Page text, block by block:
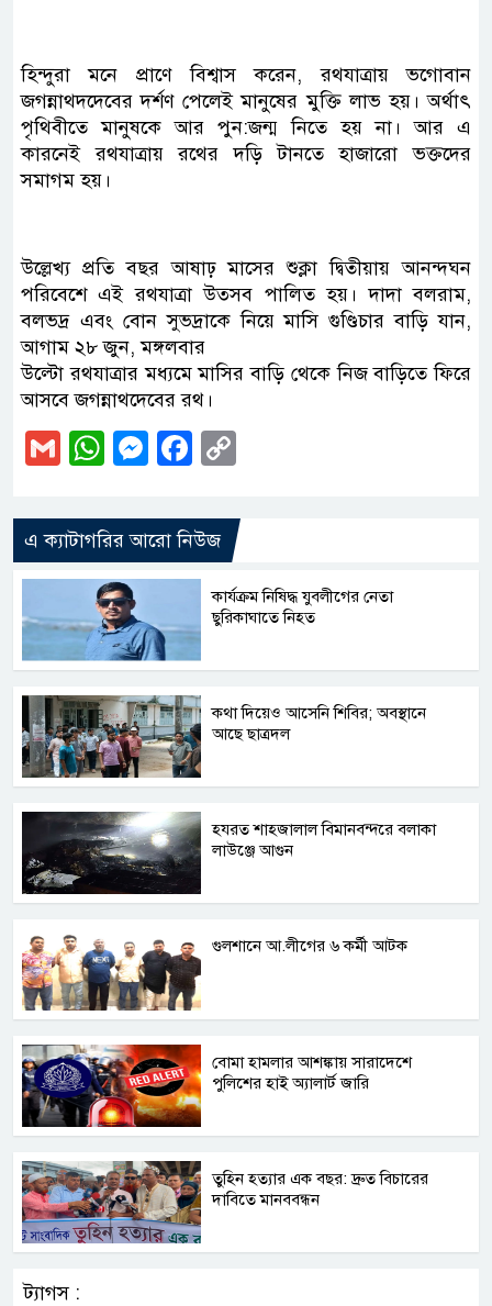
হিন্দুরা মনে প্রাণে বিশ্বাস করেন, রথযাত্রায় ভগোবান
জগন্নাথদদেবের দর্শণ পেলেই মানুষের মুক্তি লাভ হয়। অর্থাৎ
পৃথিবীতে মানুষকে আর পুন:জন্ম নিতে হয় না। আর এ
কারনেই রথযাত্রায় রথের দড়ি টানতে হাজারো ভক্তদের
সমাগম হয়।
উল্লেখ্য প্রতি বছর আষাঢ় মাসের শুক্লা দ্বিতীয়ায় আনন্দঘন
পরিবেশে এই রথযাত্রা উত্‍সব পালিত হয়। দাদা বলরাম,
বলভদ্র এবং বোন সুভদ্রাকে নিয়ে মাসি গুণ্ডিচার বাড়ি যান,
আগাম ২৮ জুন, মঙ্গলবার
উল্টো রথযাত্রার মধ্যমে মাসির বাড়ি থেকে নিজ বাড়িতে ফিরে
আসবে জগন্নাথদেবের রথ।
GmailWhatsApp
Messenger
Facebook
এ ক্যাটাগরির আরো নিউজ
কার্যক্রম নিষিদ্ধ যুবলীগের নেতা
ছুরিকাঘাতে নিহত
কথা দিয়েও আসেনি শিবির; অবস্থানে
আছে ছাত্রদল
হযরত শাহজালাল বিমানবন্দরে বলাকা
লাউঞ্জে আগুন
গুলশানে আ.লীগের ৬ কর্মী আটক
বোমা হামলার আশঙ্কায় সারাদেশে
পুলিশের হাই অ্যালার্ট জারি
তুহিন হত্যার এক বছর: দ্রুত বিচারের
দাবিতে মানববন্ধন
ট্যাগস :